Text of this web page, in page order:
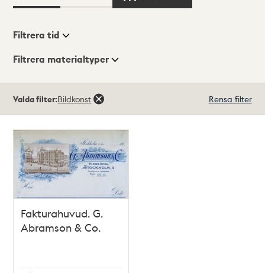
Visningsläge
Filtrera tid
Filtrera materialtyper
träffar
Valda filter:Bildkonst Rensa filter
Fakturahuvud. G.
Abramson & Co.